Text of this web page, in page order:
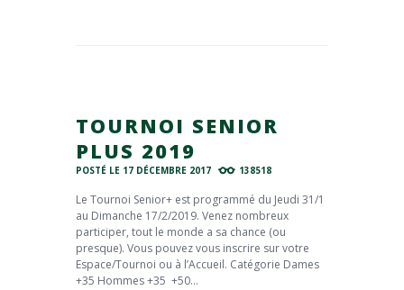
TOURNOI SENIOR
PLUS 2019
POSTÉ LE 17 DÉCEMBRE 2017 138518
Le Tournoi Senior+ est programmé du Jeudi 31/1
au Dimanche 17/2/2019. Venez nombreux
participer, tout le monde a sa chance (ou
presque). Vous pouvez vous inscrire sur votre
Espace/Tournoi ou à l’Accueil. Catégorie Dames
+35 Hommes +35 +50...